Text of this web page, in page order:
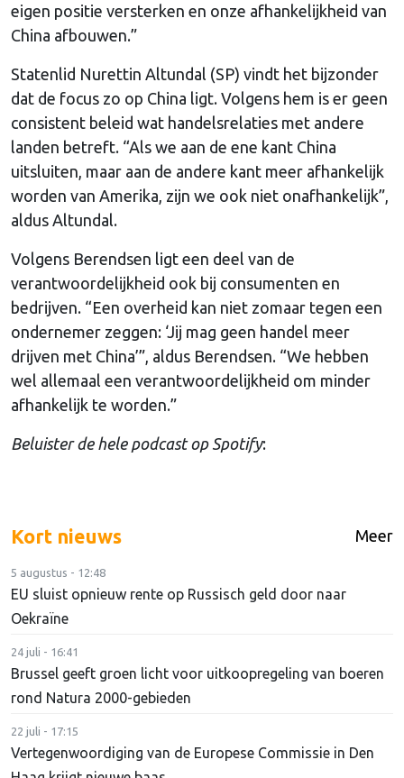
eigen positie versterken en onze afhankelijkheid van
China afbouwen.”
Statenlid Nurettin Altundal (SP) vindt het bijzonder
dat de focus zo op China ligt. Volgens hem is er geen
consistent beleid wat handelsrelaties met andere
landen betreft. “Als we aan de ene kant China
uitsluiten, maar aan de andere kant meer afhankelijk
worden van Amerika, zijn we ook niet onafhankelijk”,
aldus Altundal.
Volgens Berendsen ligt een deel van de
verantwoordelijkheid ook bij consumenten en
bedrijven. “Een overheid kan niet zomaar tegen een
ondernemer zeggen: ‘Jij mag geen handel meer
drijven met China’”, aldus Berendsen. “We hebben
wel allemaal een verantwoordelijkheid om minder
afhankelijk te worden.”
Beluister de hele podcast op Spotify:
Kort nieuws Meer
5 augustus - 12:48
EU sluist opnieuw rente op Russisch geld door naar
Oekraïne
24 juli - 16:41
Brussel geeft groen licht voor uitkoopregeling van boeren
rond Natura 2000-gebieden
22 juli - 17:15
Vertegenwoordiging van de Europese Commissie in Den